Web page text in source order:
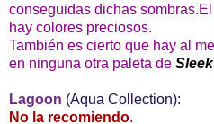
conseguidas dichas
hay colores preciosos.
También es cierto que hay al
en ninguna otra paleta de Sleek
Lagoon (Aqua Collection):
No la recomiendo.